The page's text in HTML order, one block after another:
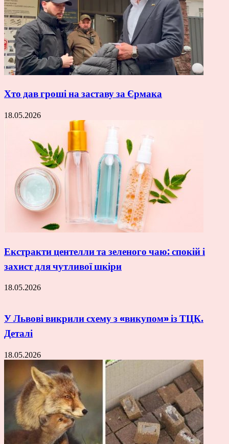
Хто дав гроші на заставу за Єрмака
18.05.2026
Екстракти центелли та зеленого чаю: спокій і
захист для чутливої шкіри
18.05.2026
У Львові викрили схему з «викупом» із ТЦК.
Деталі
18.05.2026